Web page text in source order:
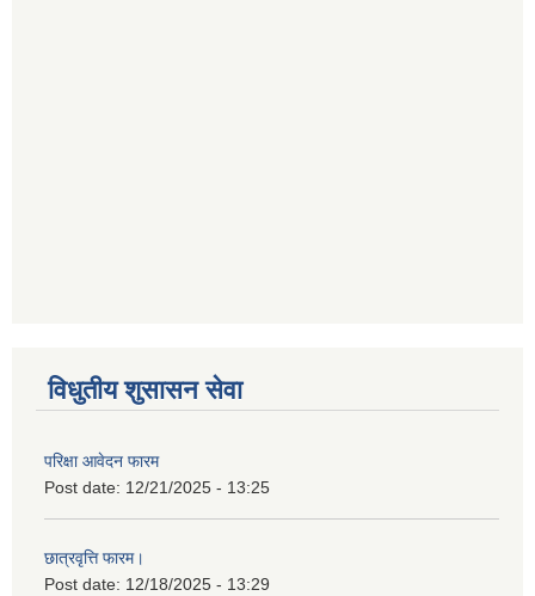
विधुतीय शुसासन सेवा
परिक्षा आवेदन फारम
Post date: 12/21/2025 - 13:25
छात्रवृत्ति फारम।
Post date: 12/18/2025 - 13:29